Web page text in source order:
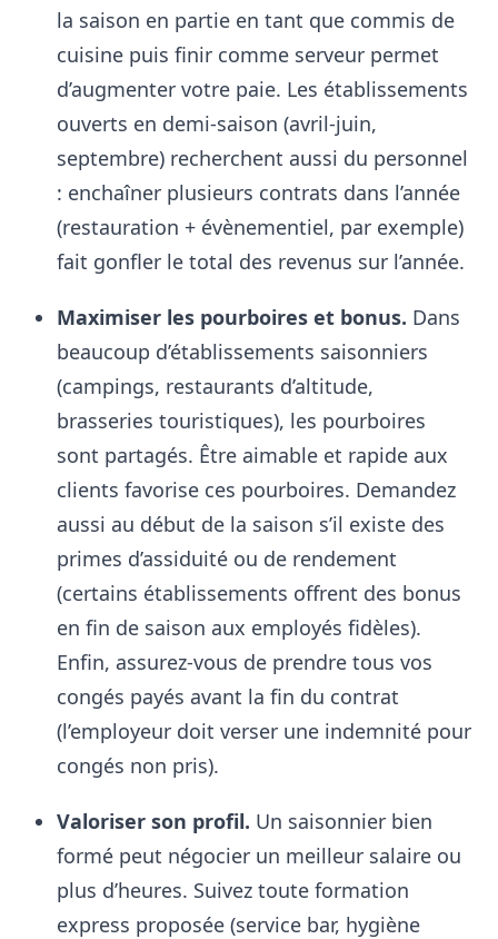
la saison en partie en tant que commis de
cuisine puis finir comme serveur permet
d’augmenter votre paie. Les établissements
ouverts en demi-saison (avril-juin,
septembre) recherchent aussi du personnel
: enchaîner plusieurs contrats dans l’année
(restauration + évènementiel, par exemple)
fait gonfler le total des revenus sur l’année.
Maximiser les pourboires et bonus. Dans
beaucoup d’établissements saisonniers
(campings, restaurants d’altitude,
brasseries touristiques), les pourboires
sont partagés. Être aimable et rapide aux
clients favorise ces pourboires. Demandez
aussi au début de la saison s’il existe des
primes d’assiduité ou de rendement
(certains établissements offrent des bonus
en fin de saison aux employés fidèles).
Enfin, assurez-vous de prendre tous vos
congés payés avant la fin du contrat
(l’employeur doit verser une indemnité pour
congés non pris).
Valoriser son profil. Un saisonnier bien
formé peut négocier un meilleur salaire ou
plus d’heures. Suivez toute formation
express proposée (service bar, hygiène